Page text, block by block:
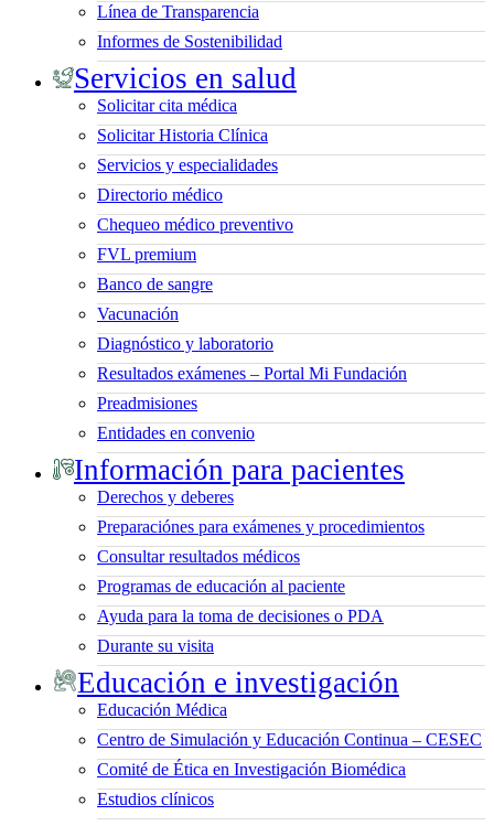
Línea de Transparencia
Informes de Sostenibilidad
Servicios en salud
Solicitar cita médica
Solicitar Historia Clínica
Servicios y especialidades
Directorio médico
Chequeo médico preventivo
FVL premium
Banco de sangre
Vacunación
Diagnóstico y laboratorio
Resultados exámenes – Portal Mi Fundación
Preadmisiones
Entidades en convenio
Información para pacientes
Derechos y deberes
Preparaciónes para exámenes y procedimientos
Consultar resultados médicos
Programas de educación al paciente
Ayuda para la toma de decisiones o PDA
Durante su visita
Educación e investigación
Educación Médica
Centro de Simulación y Educación Continua – CESEC
Comité de Ética en Investigación Biomédica
Estudios clínicos